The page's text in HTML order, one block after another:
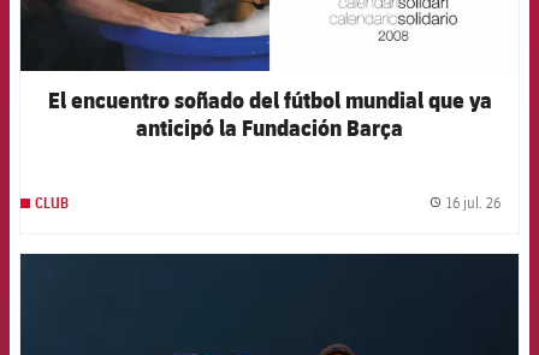
El encuentro soñado del fútbol mundial que ya
anticipó la Fundación Barça
CLUB 16 jul. 26